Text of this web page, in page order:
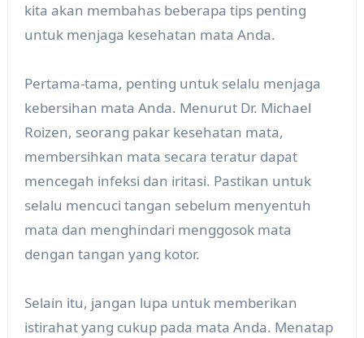
kita akan membahas beberapa tips penting
untuk menjaga kesehatan mata Anda.
Pertama-tama, penting untuk selalu menjaga
kebersihan mata Anda. Menurut Dr. Michael
Roizen, seorang pakar kesehatan mata,
membersihkan mata secara teratur dapat
mencegah infeksi dan iritasi. Pastikan untuk
selalu mencuci tangan sebelum menyentuh
mata dan menghindari menggosok mata
dengan tangan yang kotor.
Selain itu, jangan lupa untuk memberikan
istirahat yang cukup pada mata Anda. Menatap